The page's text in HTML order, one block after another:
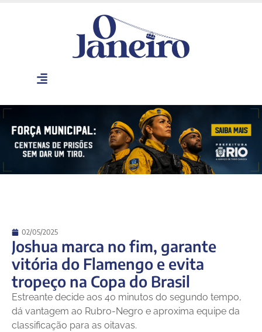
02/05/2025
Joshua marca no fim, garante
vitória do Flamengo e evita
tropeço na Copa do Brasil
Estreante decide aos 40 minutos do segundo tempo,
dá vantagem ao Rubro-Negro e aproxima equipe da
classificação para as oitavas.